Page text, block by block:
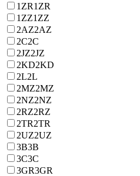
1ZR1ZR
1ZZ1ZZ
2AZ2AZ
2C2C
2JZ2JZ
2KD2KD
2L2L
2MZ2MZ
2NZ2NZ
2RZ2RZ
2TR2TR
2UZ2UZ
3B3B
3C3C
3GR3GR